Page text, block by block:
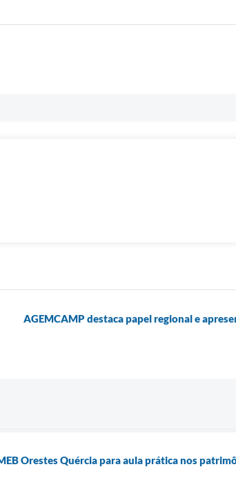
AGEMCAMP destaca papel regional e
Orestes Quércia para aula prática nos